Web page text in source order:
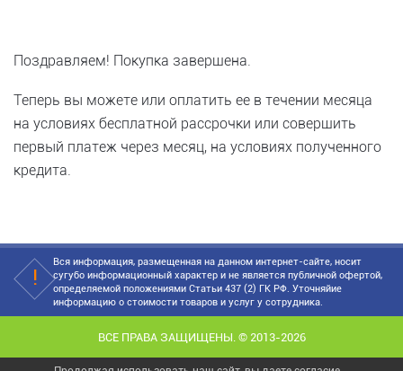
Поздравляем! Покупка завершена.
Теперь вы можете или оплатить ее в течении месяца
на условиях бесплатной рассрочки или совершить
первый платеж через месяц, на условиях полученного
кредита.
Вся информация, размещенная на данном интернет-сайте, носит
сугубо информационный характер и не является публичной офертой,
определяемой положениями Статьи 437 (2) ГК РФ. Уточняйие
информацию о стоимости товаров и услуг у сотрудника.
ВСЕ ПРАВА ЗАЩИЩЕНЫ. © 2013-2026